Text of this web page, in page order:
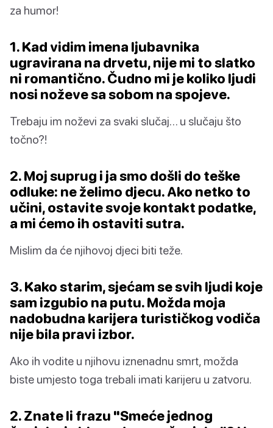
za humor!
1. Kad vidim imena ljubavnika
ugravirana na drvetu, nije mi to slatko
ni romantično. Čudno mi je koliko ljudi
nosi noževe sa sobom na spojeve.
Trebaju im noževi za svaki slučaj… u slučaju što
točno?!
2. Moj suprug i ja smo došli do teške
odluke: ne želimo djecu. Ako netko to
učini, ostavite svoje kontakt podatke,
a mi ćemo ih ostaviti sutra.
Mislim da će njihovoj djeci biti teže.
3. Kako starim, sjećam se svih ljudi koje
sam izgubio na putu. Možda moja
nadobudna karijera turističkog vodiča
nije bila pravi izbor.
Ako ih vodite u njihovu iznenadnu smrt, možda
biste umjesto toga trebali imati karijeru u zatvoru.
2. Znate li frazu "Smeće jednog